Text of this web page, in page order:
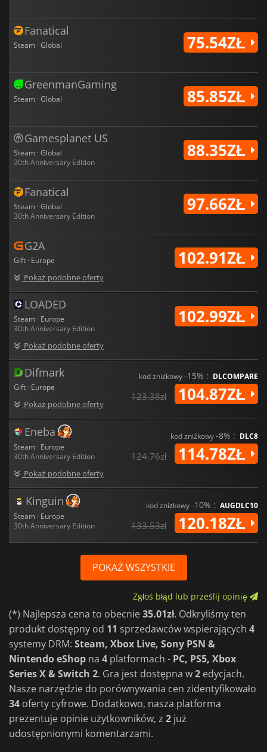
Fanatical
Steam · Global 75.54ZŁ
GreenmanGaming
Steam · Global 85.85ZŁ
Gamesplanet US
Steam · Global
30th Anniversary Edition
88.35ZŁ
Fanatical
Steam · Global
30th Anniversary Edition
97.66ZŁ
G2A
Gift · Europe
Pokaż podobne oferty
102.91ZŁ
LOADED
Steam · Europe
30th Anniversary Edition
Pokaż podobne oferty
102.99ZŁ
Difmark
Gift · Europe
Pokaż podobne oferty
kod zniżkowy-15% : DLCOMPARE
123.38zł 104.87ZŁ
Eneba
Steam · Europe
30th Anniversary Edition
Pokaż podobne oferty
kod zniżkowy-8% : DLC8
124.76zł 114.78ZŁ
Kinguin
Steam · Europe
30th Anniversary Edition
kod zniżkowy-10% : AUGDLC10
133.53zł 120.18ZŁ
POKAŻ WSZYSTKIE
Zgłoś błąd lub prześlij opinię
(*) Najlepsza cena to obecnie35.01zł. Odkryliśmy ten
produkt dostępny od 11 sprzedawców wspierających 4
systemy DRM: Steam, Xbox Live, Sony PSN &
Nintendo eShop na 4 platformach - PC, PS5, Xbox
Series X & Switch 2. Gra jest dostępna w2 edycjach.
Nasze narzędzie do porównywania cen zidentyfikowało
34 oferty cyfrowe. Dodatkowo, nasza platforma
prezentuje opinie użytkowników, z 2 już
udostępnionymi komentarzami.